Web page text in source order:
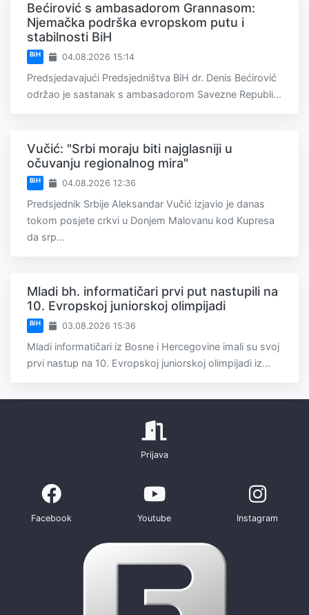
Bećirović s ambasadorom Grannasom:
Njemačka podrška evropskom putu i
stabilnosti BiH
BiH 04.08.2026 15:14
Predsjedavajući Predsjedništva BiH dr. Denis Bećirović
održao je sastanak s ambasadorom Savezne Republi...
Vučić: "Srbi moraju biti najglasniji u
očuvanju regionalnog mira"
BiH 04.08.2026 12:36
Predsjednik Srbije Aleksandar Vučić izjavio je danas
tokom posjete crkvi u Donjem Malovanu kod Kupresa
da srp...
Mladi bh. informatičari prvi put nastupili na
10. Evropskoj juniorskoj olimpijadi
BiH 03.08.2026 15:36
Mladi informatičari iz Bosne i Hercegovine imali su svoj
prvi nastup na 10. Evropskoj juniorskoj olimpijadi iz...
Prijava
Facebook Youtube Instagram